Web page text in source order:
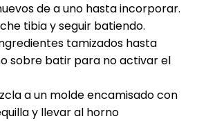
de a uno hasta incorporar.
tibia y seguir batiendo.
tamizados hasta
sobre batir para no activar el
a un molde encamisado con
y llevar al horno